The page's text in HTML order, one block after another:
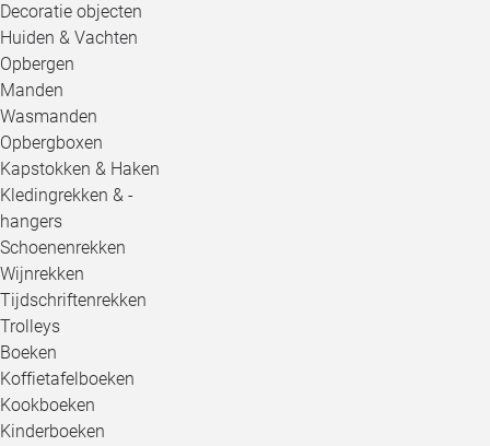
Decoratie objecten
Huiden & Vachten
Opbergen
Manden
Wasmanden
Opbergboxen
Kapstokken & Haken
Kledingrekken & -
hangers
Schoenenrekken
Wijnrekken
Tijdschriftenrekken
Trolleys
Boeken
Koffietafelboeken
Kookboeken
Kinderboeken